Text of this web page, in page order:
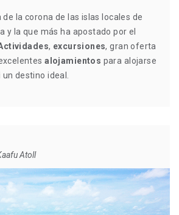
de la corona de las islas locales de
y la que más ha apostado por el
, excursiones, gran oferta
alojamientos para alojarse
un destino ideal.
Atoll